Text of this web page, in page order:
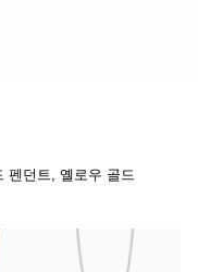
던트, 옐로우 골드